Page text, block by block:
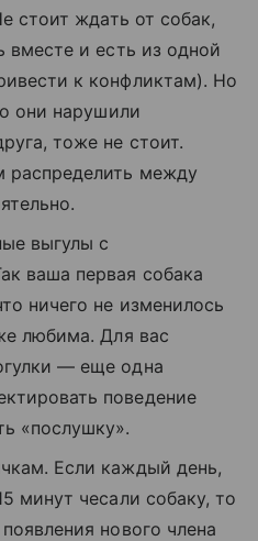
стоит ждать от собак,
вместе и есть из одной
к конфликтам). Но
они нарушили
тоже не стоит.
распределить между
выгулы с
ваша первая собака
ничего не изменилось
любима. Для вас
— еще одна
поведение
«послушку».
Если каждый день,
минут чесали собаку, то
нового члена